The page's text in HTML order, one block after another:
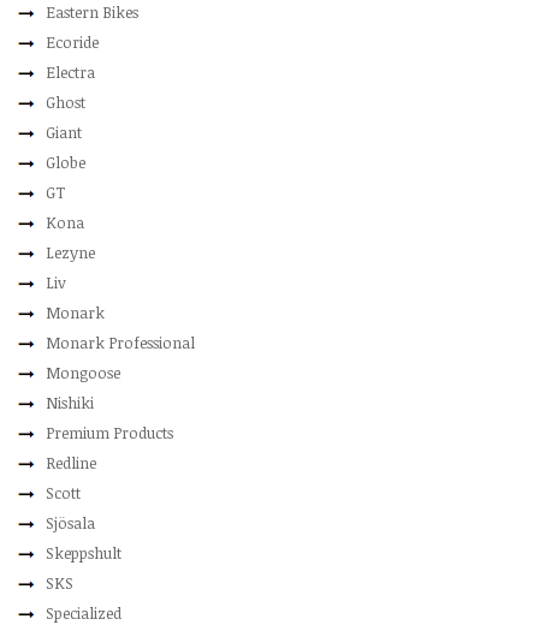
Eastern Bikes
Ecoride
Electra
Ghost
Giant
Globe
GT
Kona
Lezyne
Liv
Monark
Monark Professional
Mongoose
Nishiki
Premium Products
Redline
Scott
Sjösala
Skeppshult
SKS
Specialized